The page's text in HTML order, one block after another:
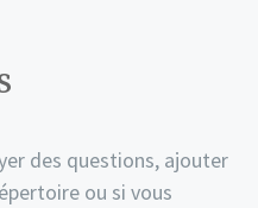
des questions, ajouter
ou si vous